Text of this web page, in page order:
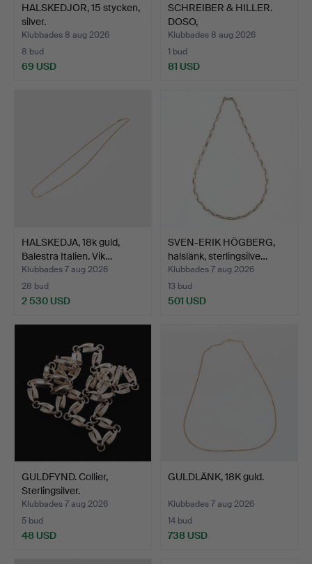
HALSKEDJOR, 15 stycken,
silver.
Klubbades 8 aug 2026
8 bud
69 USD
SCHREIBER & HILLER.
DOSO,
DESIGNERCOLLIER,…
Klubbades 8 aug 2026
1 bud
81 USD
HALSKEDJA, 18k guld,
Balestra Italien. Vik…
Klubbades 7 aug 2026
28 bud
2 530 USD
SVEN-ERIK HÖGBERG,
halslänk, sterlingsilve…
Klubbades 7 aug 2026
13 bud
501 USD
GULDFYND. Collier,
Sterlingsilver.
Klubbades 7 aug 2026
5 bud
48 USD
GULDLÄNK, 18K guld.
Klubbades 7 aug 2026
14 bud
738 USD